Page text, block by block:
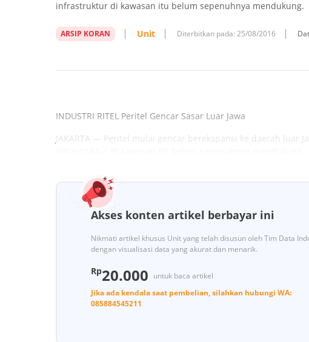
infrastruktur di kawasan itu belum sepenuhnya mendukung.
ARSIP KORAN Unit Diterbitkan pada: 25/08/2016
INDUSTRI RITEL Peritel Gencar Sasar Luar Jawa
JAKARTA — Peritel mulai gencar berekspansi ke daerah luar
Akses konten artikel berbayar ini
Nikmati artikel khusus Unit yang telah disusun oleh Tim Data
dengan visualisasi data yang akurat dan menarik.
Rp20.000 untuk baca artikel
Jika ada kendala saat pembelian, silahkan hubungi WA:
085884545211